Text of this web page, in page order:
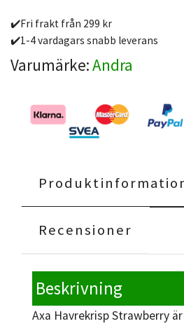
✔️Fri frakt från 299 kr
✔️1-4 vardagars snabb leverans
Varumärke:Andra
Recensioner
Beskrivning
Axa Havrekrisp Strawberry